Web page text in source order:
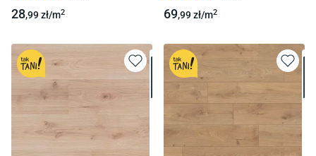
28,99zł/m2 69,99zł/m2